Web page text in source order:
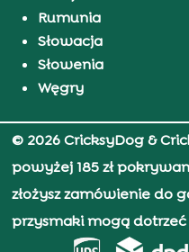
Rumunia
Słowacja
Słowenia
Węgry
© 2026 CricksyDog &
powyżej 185 zł
złożysz zamówienie do
przysmaki mogą